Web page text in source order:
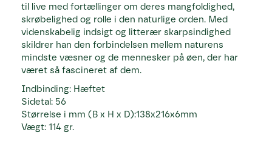
til live med fortællinger om deres mangfoldighed,
skrøbelighed og rolle i den naturlige orden. Med
videnskabelig indsigt og litterær skarpsindighed
skildrer han den forbindelsen mellem naturens
mindste væsner og de mennesker på øen, der har
været så fascineret af dem.
Indbinding: Hæftet
Sidetal: 56
Størrelse i mm (B x H x D):138x216x6mm
Vægt: 114 gr.